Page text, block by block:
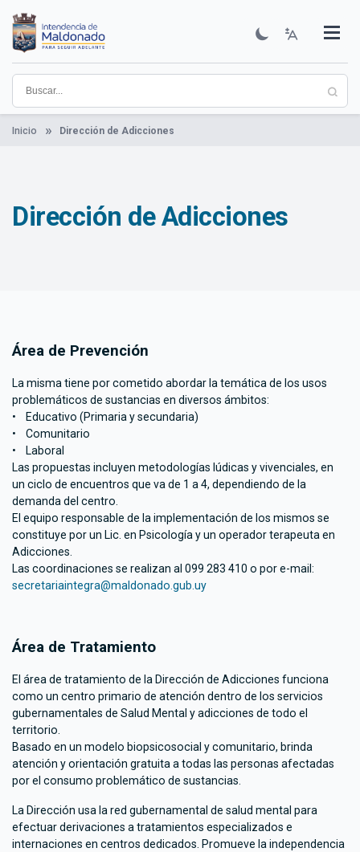
contenido
principal
Institucional
Municipios
Descubre Maldonado
Comunicación
Servicios
Guía De Trámites
Ver Noticias
Inicio Dirección de Adicciones
Dirección de Adicciones
Área de Prevención
La misma tiene por cometido abordar la temática de los usos
problemáticos de sustancias en diversos ámbitos:
• Educativo (Primaria y secundaria)
• Comunitario
• Laboral
Las propuestas incluyen metodologías lúdicas y vivenciales, en
un ciclo de encuentros que va de 1 a 4, dependiendo de la
demanda del centro.
El equipo responsable de la implementación de los mismos se
constituye por un Lic. en Psicología y un operador terapeuta en
Adicciones.
Las coordinaciones se realizan al 099 283 410 o por e-mail:
secretariaintegra@maldonado.gub.uy
Área de Tratamiento
El área de tratamiento de la Dirección de Adicciones funciona
como un centro primario de atención dentro de los servicios
gubernamentales de Salud Mental y adicciones de todo el
territorio.
Basado en un modelo biopsicosocial y comunitario, brinda
atención y orientación gratuita a todas las personas afectadas
por el consumo problemático de sustancias.
La Dirección usa la red gubernamental de salud mental para
efectuar derivaciones a tratamientos especializados e
internaciones en centros dedicados. Promueve la independencia